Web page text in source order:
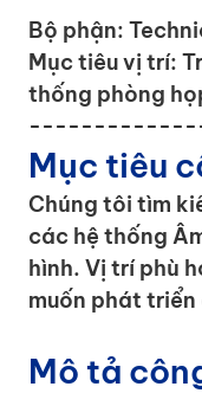
Bộ phận:
Mục tiêu vị trí:
thống phòng
Mục tiêu
Chúng tôi tìm
các hệ thống
hình. Vị trí phù
muốn phát triển
Mô tả